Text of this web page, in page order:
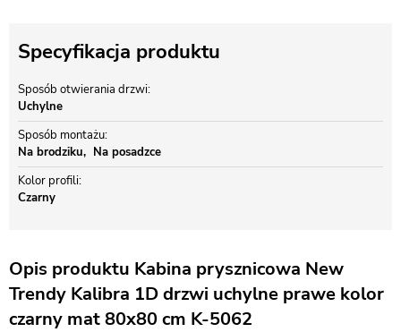
Specyfikacja produktu
Sposób otwierania drzwi
Uchylne
Sposób montażu
Na brodziku
Na posadzce
Kolor profili
Czarny
Opis produktu Kabina prysznicowa New
Trendy Kalibra 1D drzwi uchylne prawe kolor
czarny mat 80x80 cm K-5062